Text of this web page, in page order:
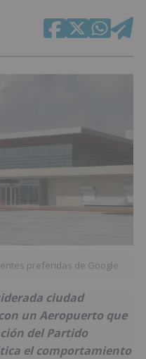
preferidas de Google
ciudad
un Aeropuerto que
del Partido
el comportamiento